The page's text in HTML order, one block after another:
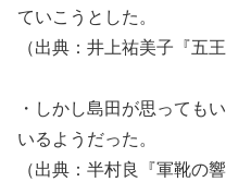
ていこうとした。
（出典：井上祐美子『五
・しかし島田が思っても
いるようだった。
（出典：半村良『軍靴の響